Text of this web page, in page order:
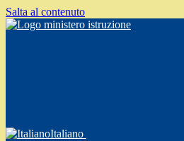
Salta al contenuto
Italiano